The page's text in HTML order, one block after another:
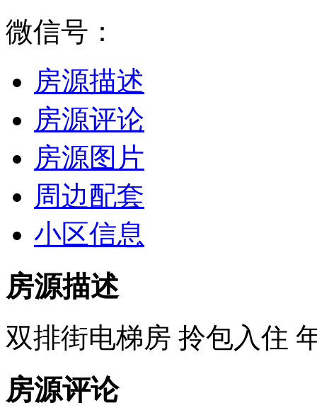
微信号：
房源描述
房源评论
房源图片
周边配套
小区信息
房源描述
双排街电梯房 拎包入住
房源评论